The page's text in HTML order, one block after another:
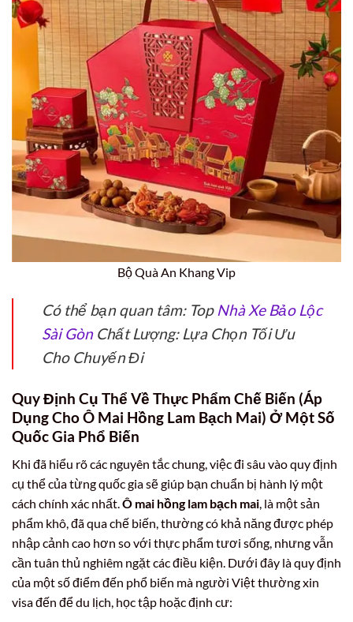
Bộ Quà An Khang Vip
Có thể bạn quan tâm: Top Nhà Xe Bảo Lộc
Sài GònChất Lượng: Lựa Chọn Tối Ưu
Cho Chuyến Đi
Quy Định Cụ Thể Về Thực Phẩm Chế Biến (Áp
Dụng Cho Ô Mai Hồng Lam Bạch Mai) Ở Một Số
Quốc Gia Phổ Biến
Khi đã hiểu rõ các nguyên tắc chung, việc đi sâu vào quy định
cụ thể của từng quốc gia sẽ giúp bạn chuẩn bị hành lý một
cách chính xác nhất. Ô mai hồng lam bạch mai , là một sản
phẩm khô, đã qua chế biến, thường có khả năng được phép
nhập cảnh cao hơn so với thực phẩm tươi sống, nhưng vẫn
cần tuân thủ nghiêm ngặt các điều kiện. Dưới đây là quy định
của một số điểm đến phổ biến mà người Việt thường xin
visa đến để du lịch, học tập hoặc định cư: